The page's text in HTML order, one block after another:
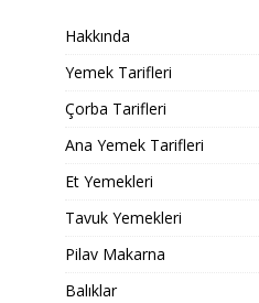
Hakkında
Yemek Tarifleri
Çorba Tarifleri
Ana Yemek Tarifleri
Et Yemekleri
Tavuk Yemekleri
Pilav Makarna
Balıklar